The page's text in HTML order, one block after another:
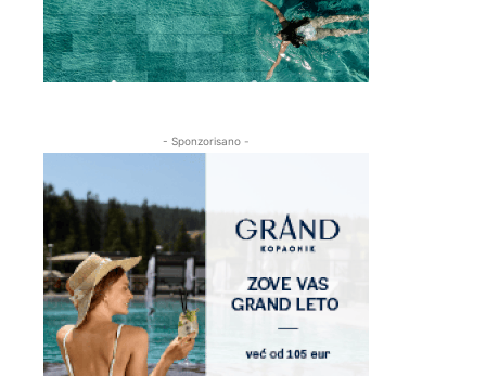
- Sponzorisano -